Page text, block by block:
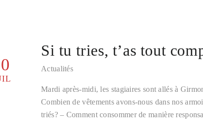
Si tu tries, t’as tout
Actualités
Mardi après-midi, les stagiaires sont allés à
Combien de vêtements avons-nous dans nos
triés? – Comment consommer de manière